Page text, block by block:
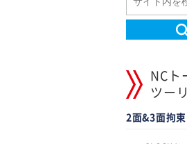
NCト
ツー
2面&3面拘